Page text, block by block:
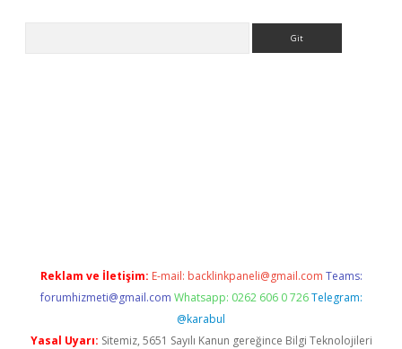
Reklam ve İletişim: E-mail: backlinkpaneli@gmail.com Teams:
forumhizmeti@gmail.com Whatsapp: 0262 606 0 726 Telegram:
@karabul
Yasal Uyarı: Sitemiz, 5651 Sayılı Kanun gereğince Bilgi Teknolojileri